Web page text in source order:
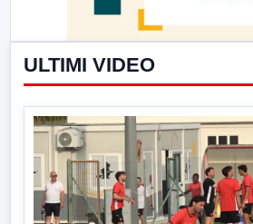
ULTIMI VIDEO